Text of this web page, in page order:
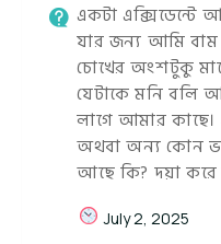
একটা এক্সিডেন্টে
যার জন্য আমি বাম
চোখের অংশটুকু
যেটাকে মনি বলি
লাগে আমার
অথবা অন্য কোন
আছে কি? দয়া করে
July 2, 2025